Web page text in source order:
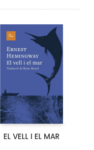
EL VELL I EL MAR